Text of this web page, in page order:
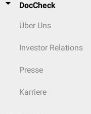
DocCheck
Über Uns
Investor Relations
Presse
Karriere